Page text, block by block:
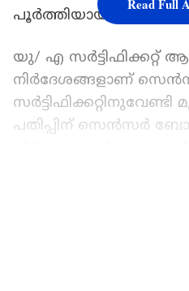
യു/ എ സര്‍ട്ടിഫിക്കറ്റ്
നിര്‍ദേശങ്ങളാണ്
പതിപ്പിന് സെന്‍സര്‍
Read Full